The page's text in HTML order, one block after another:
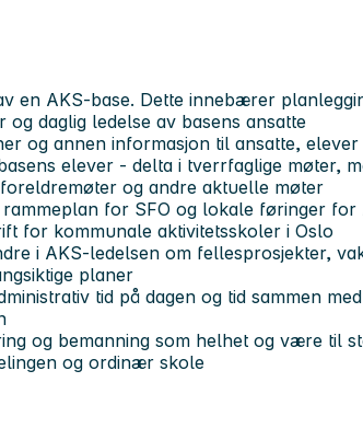
en AKS-base. Dette innebærer
og daglig ledelse av basens ansatte
og annen informasjon til ansatte,
elever - delta i tverrfaglige møter,
og andre aktuelle møter
for SFO og lokale føringer for
for kommunale aktivitetsskoler i Oslo
i AKS-ledelsen om fellesprosjekter,
planer
tid på dagen og tid sammen
og bemanning som helhet og være til
og ordinær skole